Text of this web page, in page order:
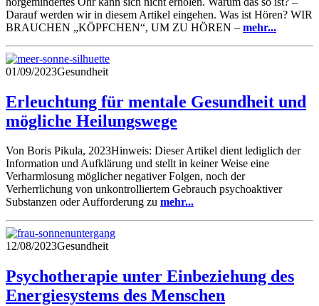
Darauf werden wir in diesem Artikel eingehen. Was ist Hören? WIR
BRAUCHEN „KÖPFCHEN“, UM ZU HÖREN – mehr...
01/09/2023Gesundheit
Erleuchtung für mentale Gesundheit und
mögliche Heilungswege
Von Boris Pikula, 2023Hinweis: Dieser Artikel dient lediglich der
Information und Aufklärung und stellt in keiner Weise eine
Verharmlosung möglicher negativer Folgen, noch der
Verherrlichung von unkontrolliertem Gebrauch psychoaktiver
Substanzen oder Aufforderung zu mehr...
12/08/2023Gesundheit
Psychotherapie unter Einbeziehung des
Energiesystems des Menschen